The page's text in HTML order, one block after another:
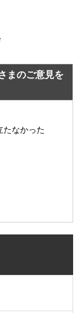
まのご意見を
たなかった